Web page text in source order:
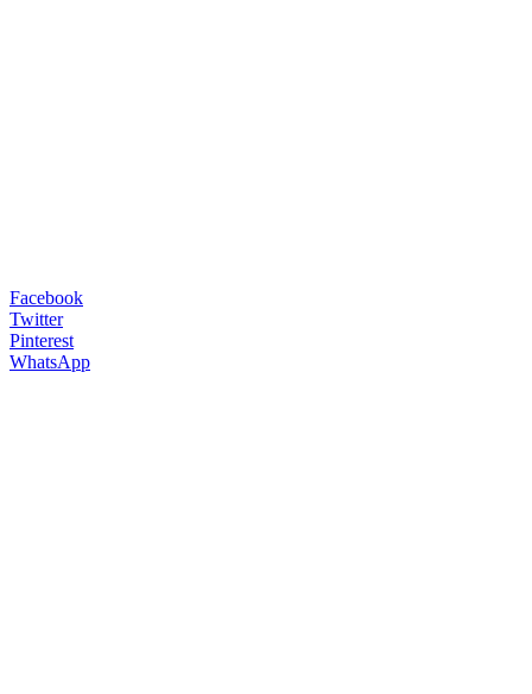
Facebook
Twitter
Pinterest
WhatsApp